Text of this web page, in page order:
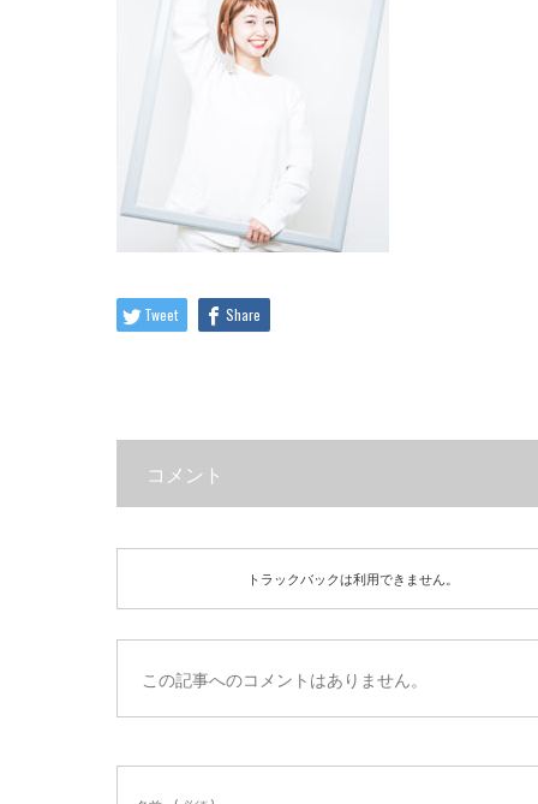
Tweet Share
コメント
トラックバックは利用できません。
この記事へのコメントはありません。